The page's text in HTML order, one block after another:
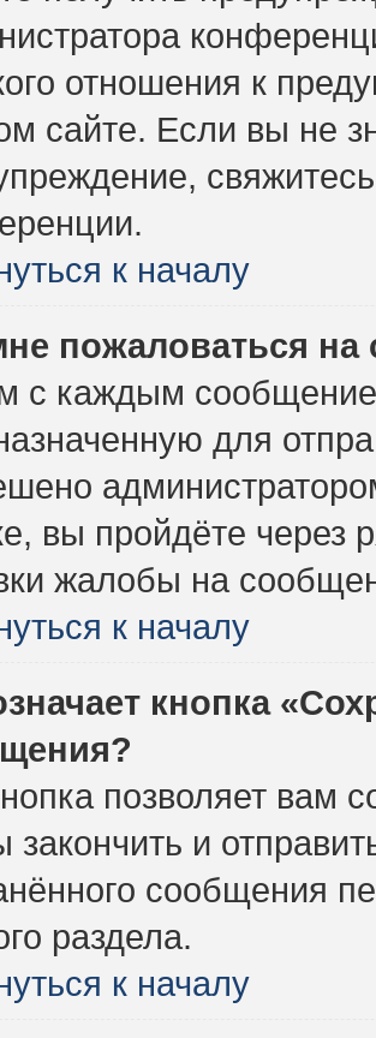
отношения к
сайте. Если вы не
к началу
пожаловаться
с каждым
для
вы пройдёте
жалобы на
к началу
кнопка
позволяет вам
закончить и
сообщения
раздела.
к началу